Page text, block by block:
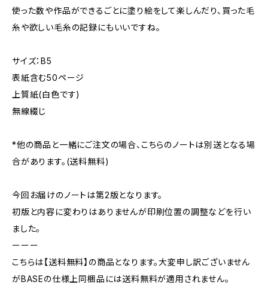
使った数や作品ができるごとに塗り絵をして楽しんだり、買った毛
糸や欲しい毛糸の記録にもいいですね。
サイズ：B5
表紙含む50ページ
上質紙(白色です)
無線綴じ
*他の商品と一緒にご注文の場合、こちらのノートは別送となる場
合があります。(送料無料)
今回お届けのノートは第2版となります。
初版と内容に変わりはありませんが印刷位置の調整などを行い
ました。
ーーー
こちらは【送料無料】の商品となります。大変申し訳ございません
がBASEの仕様上同梱品には送料無料が適用されません。